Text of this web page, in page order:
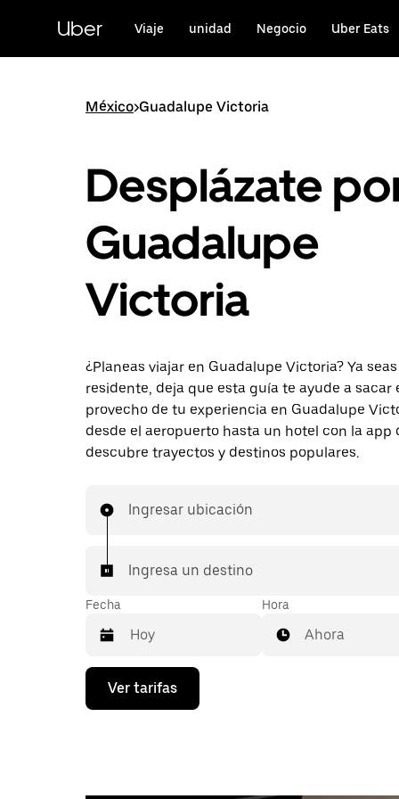
contenido
principal
Uber Viaje unidad Negocio Uber Eats
México>Guadalupe Victoria
Desplázate
Guadalupe
Victoria
¿Planeas viajar en Guadalupe Victoria? Ya
residente, deja que esta guía te ayude a sacar
provecho de tu experiencia en Guadalupe
desde el aeropuerto hasta un hotel con la app
descubre trayectos y destinos populares.
Ingresar ubicación
Ingresa un destino
Fecha
Presiona
flecha
Hora
Ahora
Ver tarifas